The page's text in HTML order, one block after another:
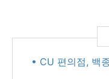
• CU 편의점, 백